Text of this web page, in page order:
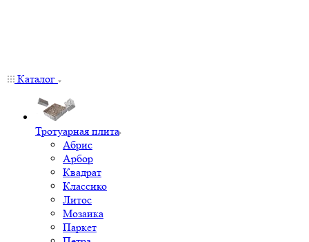
Каталог
Тротуарная плита
Абрис
Арбор
Квадрат
Классико
Литос
Мозаика
Паркет